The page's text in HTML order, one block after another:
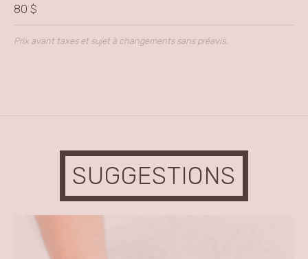
80 $
Prix avant taxes et sujet à changements sans préavis.
SUGGESTIONS